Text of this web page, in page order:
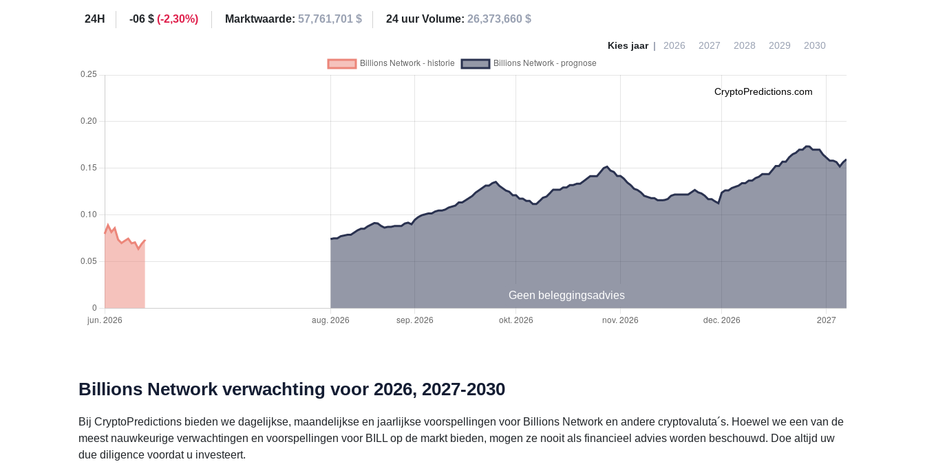
24H -06 $ (-2,30%) Marktwaarde: 57,761,701 $ 24 uur Volume: 26,373,660 $
Kies jaar 2026 2027 2028 2029 2030
CryptoPredictions.com
Geen beleggingsadvies
Billions Network verwachting voor 2026, 2027-2030
Bij CryptoPredictions bieden we dagelijkse, maandelijkse en jaarlijkse voorspellingen voor Billions Network en andere cryptovaluta´s. Hoewel we een van de
meest nauwkeurige verwachtingen en voorspellingen voor BILL op de markt bieden, mogen ze nooit als financieel advies worden beschouwd. Doe altijd uw
due diligence voordat u investeert.